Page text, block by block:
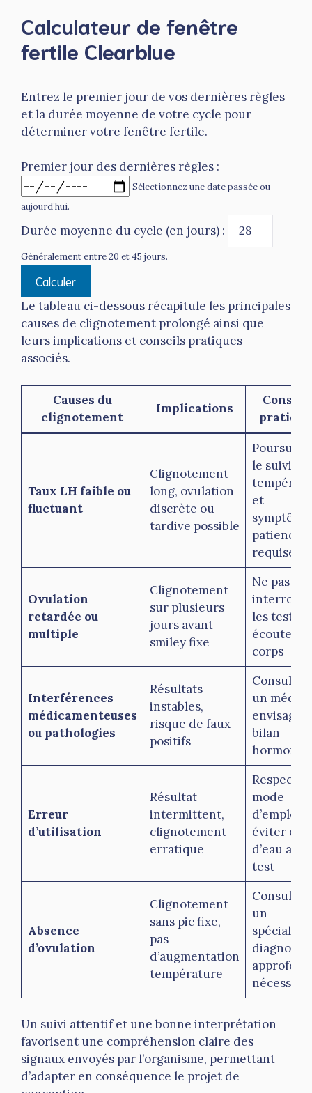
Calculateur de fenêtre
fertile Clearblue
Entrez le premier jour de vos dernières règles
et la durée moyenne de votre cycle pour
déterminer votre fenêtre fertile.
Premier jour des dernières règles :
Sélectionnez une date passée ou
aujourd’hui.
Durée moyenne du cycle (en jours) :
Généralement entre 20 et 45 jours.
Calculer
Le tableau ci-dessous récapitule les principales
causes de clignotement prolongé ainsi que
leurs implications et conseils pratiques
associés.
Causes du
clignotement
Implications
Taux LH faible ou
fluctuant
Clignotement
long, ovulation
discrète ou
tardive possible
le suivi
et
patience
requise
Ovulation
retardée ou
multiple
Clignotement
sur plusieurs
jours avant
smiley fixe
Ne pas
les tests,
écouter
corps
Interférences
médicamenteuses
ou pathologies
Résultats
instables,
risque de faux
positifs
Consulter
un
envisager
bilan
hormonal
Erreur
d’utilisation
Résultat
intermittent,
clignotement
erratique
Respecter
mode
d’emploi,
éviter
d’eau
test
Absence
d’ovulation
Clignotement
sans pic fixe,
pas
d’augmentation
température
Consulter
un
diagnostic
Un suivi attentif et une bonne interprétation
favorisent une compréhension claire des
signaux envoyés par l’organisme, permettant
d’adapter en conséquence le projet de